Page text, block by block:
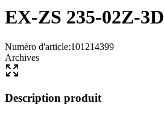
EX-ZS 235-02Z-3D
Numéro d'article:101214399
Archives
Description produit